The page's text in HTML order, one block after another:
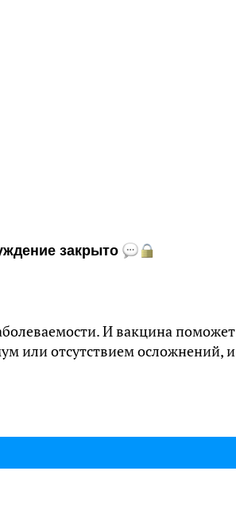
закрыто
И вакцина поможет
или отсутствием осложнений, и